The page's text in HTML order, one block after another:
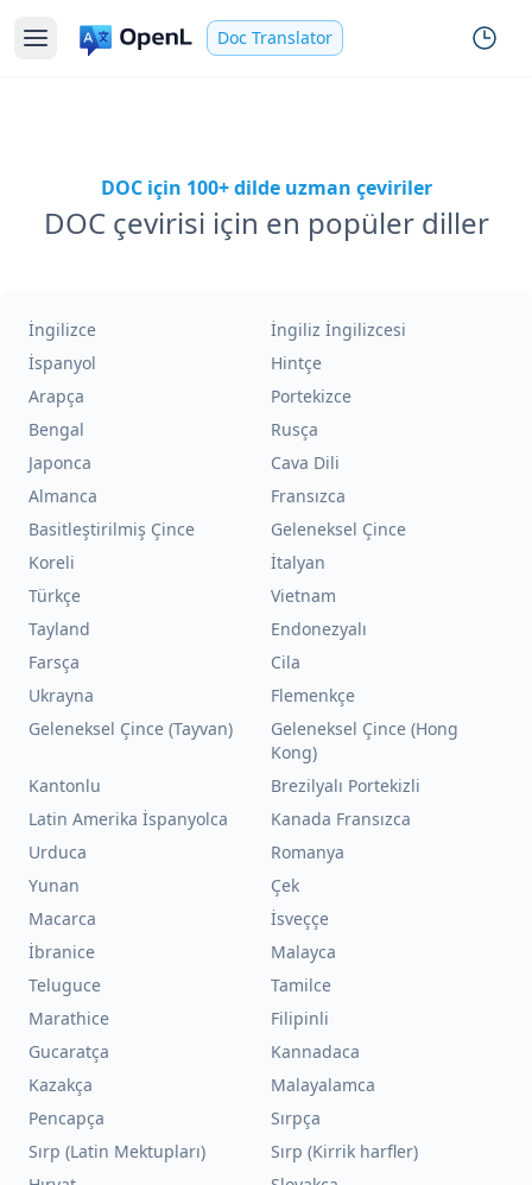
Doc Translator
DOC için 100+ dilde uzman çeviriler
DOC çevirisi için en popüler diller
İngilizce
İngiliz İngilizcesi
İspanyol
Hintçe
Arapça
Portekizce
Bengal
Rusça
Japonca
Cava Dili
Almanca
Fransızca
Basitleştirilmiş Çince
Geleneksel Çince
Koreli
İtalyan
Türkçe
Vietnam
Tayland
Endonezyalı
Farsça
Cila
Ukrayna
Flemenkçe
Geleneksel Çince (Tayvan)
Geleneksel Çince (Hong
Kong)
Kantonlu
Brezilyalı Portekizli
Latin Amerika İspanyolca
Kanada Fransızca
Urduca
Romanya
Yunan
Çek
Macarca
İsveççe
İbranice
Malayca
Teluguce
Tamilce
Marathice
Filipinli
Gucaratça
Kannadaca
Kazakça
Malayalamca
Pencapça
Sırpça
Sırp (Latin Mektupları)
Sırp (Kirrik harfler)